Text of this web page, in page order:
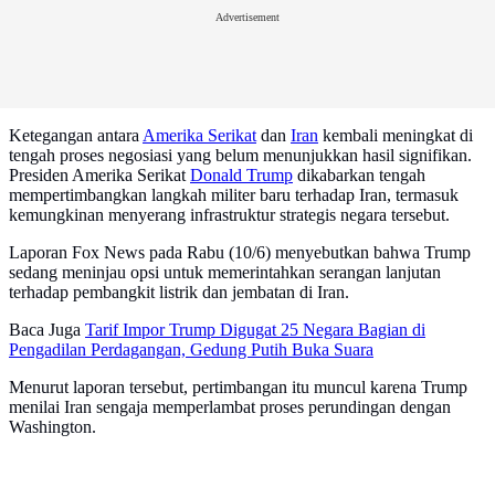
Advertisement
Ketegangan antaraAmerika Serikatdan Iran kembali meningkat di
tengah proses negosiasi yang belum menunjukkan hasil signifikan.
Presiden Amerika SerikatDonald Trump dikabarkan tengah
mempertimbangkan langkah militer baru terhadap Iran, termasuk
kemungkinan menyerang infrastruktur strategis negara tersebut.
Laporan Fox News pada Rabu (10/6) menyebutkan bahwa Trump
sedang meninjau opsi untuk memerintahkan serangan lanjutan
terhadap pembangkit listrik dan jembatan di Iran.
Baca Juga Tarif Impor Trump Digugat 25 Negara Bagian di
Pengadilan Perdagangan, Gedung Putih Buka Suara
Menurut laporan tersebut, pertimbangan itu muncul karena Trump
menilai Iran sengaja memperlambat proses perundingan dengan
Washington.